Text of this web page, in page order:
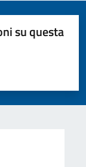
su questa